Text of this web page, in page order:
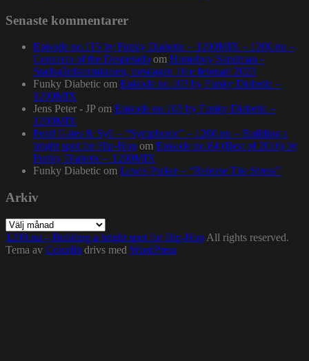
Senaste kommentarer
Episode no.115 by Funky Diabetic – 1200MIX – 1200.nu –
Concerto of the Desperado om Homeboy Sandman –
Stadsgårdsterminalen, torsdagen 16:e februari 2023
Funky Diabetic om Episode no.103 by Funky Diabetic –
1200MIX
Jens Peter - JP om Episode no.103 by Funky Diabetic –
1200MIX
Pearl Gates & Syll – “Symphonic” – 1200.nu – Building a
bright spot for Hip-Hop om Episode no.84 (Best of 2016) by
Funky Diabetic – 1200MIX
Funky Diabetic om Lewis Parker – “Release The Stress”
Arkiv
Arkiv
1200.nu – Building a bright spot for Hip-Hop All rights reserved.
Tema av Colorlib drivs med WordPress